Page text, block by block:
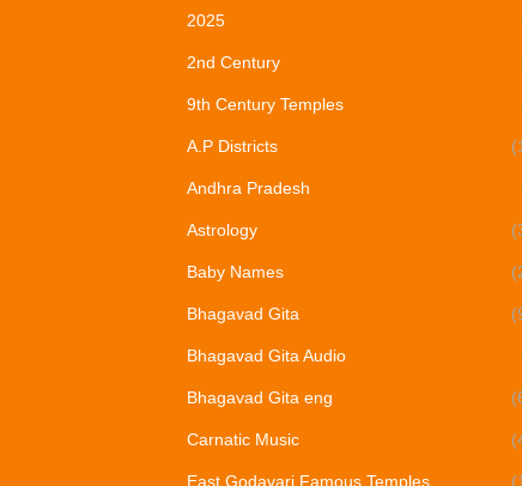
2025
2nd Century
9th Century Temples
A.P Districts
Andhra Pradesh
Astrology
Baby Names
Bhagavad Gita
Bhagavad Gita Audio
Bhagavad Gita eng
Carnatic Music
East Godavari Famous Temples